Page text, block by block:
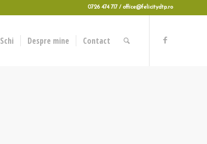
0726 474 717 / office@felicitydtp.ro
Schi Despre mine Contact